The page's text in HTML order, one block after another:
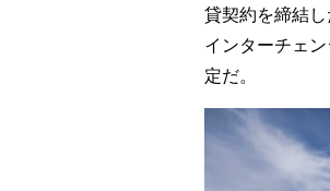
貸契約を締結
インターチェ
定だ。